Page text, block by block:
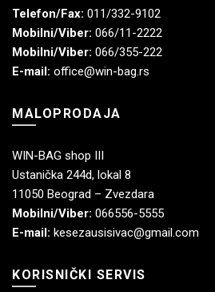
Telefon/Fax: 011/332-9102
Mobilni/Viber: 066/11-2222
Mobilni/Viber: 066/355-222
E-mail: office@win-bag.rs
MALOPRODAJA
WIN-BAG shop III
Ustanička 244d, lokal 8
11050 Beograd – Zvezdara
Mobilni/Viber: 066556-5555
E-mail: kesezausisivac@gmail.com
KORISNIČKI SERVIS